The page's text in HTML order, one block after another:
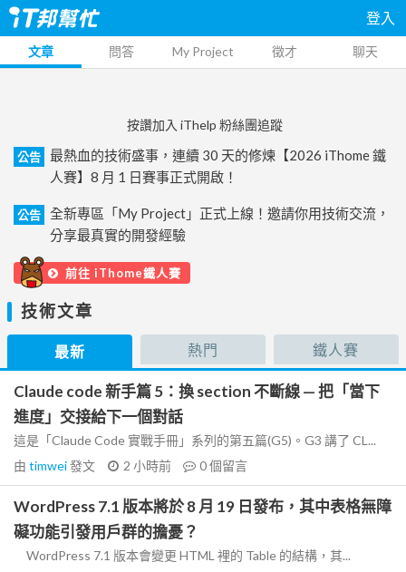
登入
文章 問答 My Project 徵才 聊天
按讚加入 iThelp 粉絲團追蹤
公告
最熱血的技術盛事，連續 30 天的修煉【2026 iThome 鐵
人賽】8 月 1 日賽事正式開啟！
公告
全新專區「My Project」正式上線！邀請你用技術交流，
分享最真實的開發經驗
前往 iThome鐵人賽
技術文章
最新 熱門 鐵人賽
Claude code 新手篇 5：換 section 不斷線 — 把「當下
進度」交接給下一個對話
這是「Claude Code 實戰手冊」系列的第五篇(G5)。G3 講了 CL...
由 timwei發文 2 小時前 0個留言
WordPress 7.1 版本將於 8 月 19 日發布，其中表格無障
礙功能引發用戶群的擔憂？
WordPress 7.1 版本會變更 HTML 裡的 Table 的結構，其...